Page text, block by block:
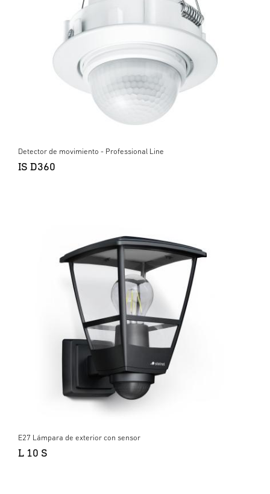
Detector de movimiento - Professional Line
IS D360
E27 Lámpara de exterior con sensor
L 10 S